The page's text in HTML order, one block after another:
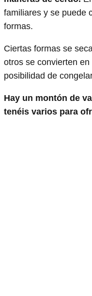
familiares y se puede
formas.
Ciertas formas se
otros se convierten
posibilidad de
Hay un montón de
tenéis varios para